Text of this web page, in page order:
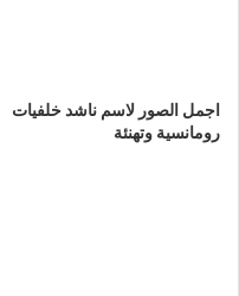
اجمل الصور لاسم ناشد خلفيات
رومانسية وتهنئة